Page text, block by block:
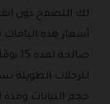
لك التصفح دون